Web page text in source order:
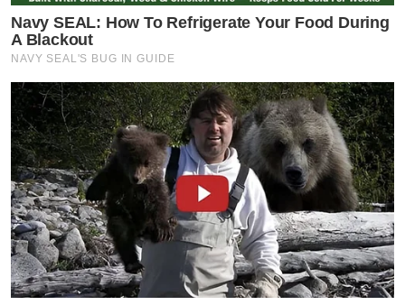
Navy SEAL: How To Refrigerate Your Food During
A Blackout
NAVY SEAL'S BUG IN GUIDE